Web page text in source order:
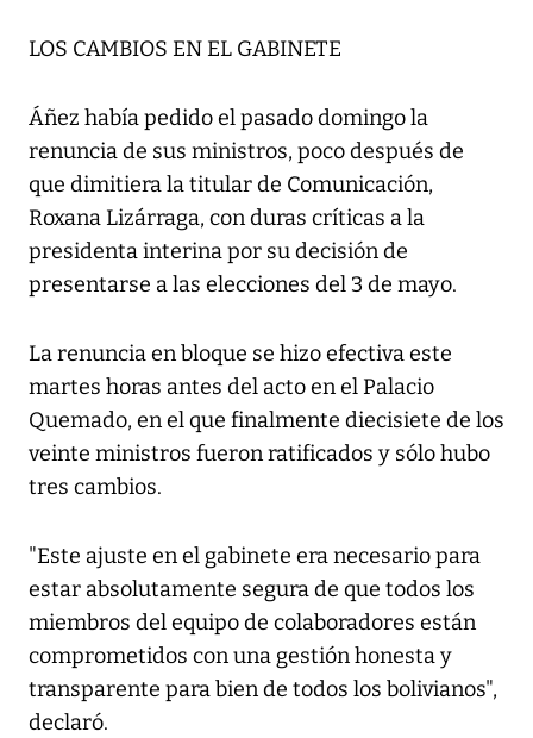
LOS CAMBIOS EN EL GABINETE
Áñez había pedido el pasado domingo la
renuncia de sus ministros, poco después de
que dimitiera la titular de Comunicación,
Roxana Lizárraga, con duras críticas a la
presidenta interina por su decisión de
presentarse a las elecciones del 3 de mayo.
La renuncia en bloque se hizo efectiva este
martes horas antes del acto en el Palacio
Quemado, en el que finalmente diecisiete de los
veinte ministros fueron ratificados y sólo hubo
tres cambios.
"Este ajuste en el gabinete era necesario para
estar absolutamente segura de que todos los
miembros del equipo de colaboradores están
comprometidos con una gestión honesta y
transparente para bien de todos los bolivianos",
declaró.